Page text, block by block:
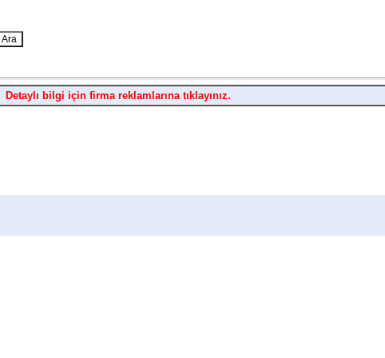
Detaylı bilgi için firma reklamlarına tıklayınız.